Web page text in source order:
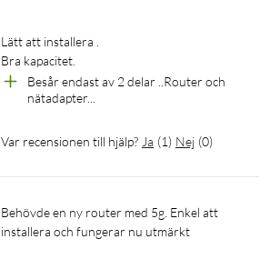
Lätt att installera .
Besår endast av 2 delar ..Router och
nätadapter...
Var recensionen till hjälp? Ja (1) Nej (0)
Behövde en ny router med 5g. Enkel att
installera och fungerar nu utmärkt